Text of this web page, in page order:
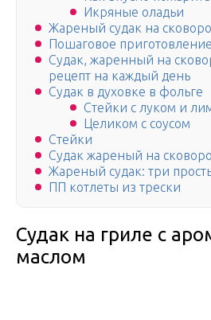
Икряные оладьи
Жареный судак на
Пошаговое приготовление
Судак, жаренный на
рецепт на каждый день
Судак в духовке в фольге
Стейки с луком и
Целиком с соусом
Стейки
Судак жареный на
Жареный судак: три
ПП котлеты из трески
Судак на гриле с
маслом